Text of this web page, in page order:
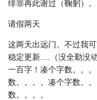
绯罪再此谢过（鞠躬）。
请假两天
这两天出远门。不过我
稳定更新……（没全勤没
一百字！凑个字数。。
数。。。。凑个字数。
数。。。。